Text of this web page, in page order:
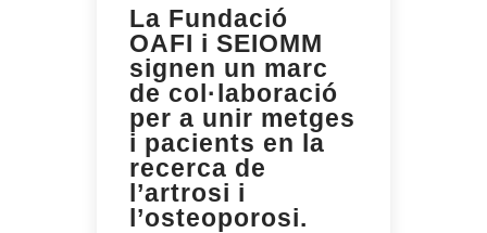
La Fundació
OAFI i SEIOMM
signen un marc
de col·laboració
per a unir metges
i pacients en la
recerca de
l’artrosi i
l’osteoporosi.